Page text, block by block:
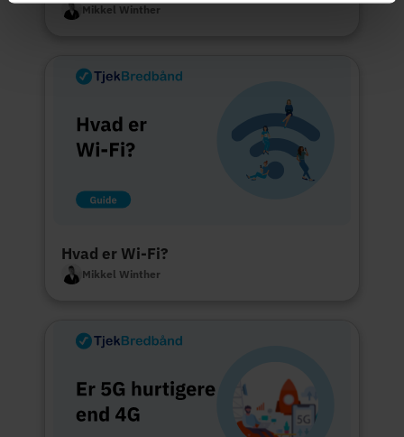
Mikkel Winther
Hvad er Wi-Fi?
Mikkel Winther